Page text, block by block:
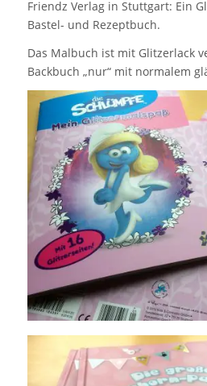
Friendz Verlag in Stuttgart: Ein
Bastel- und Rezeptbuch.
Das Malbuch ist mit Glitzerlack
Backbuch „nur“ mit normalem